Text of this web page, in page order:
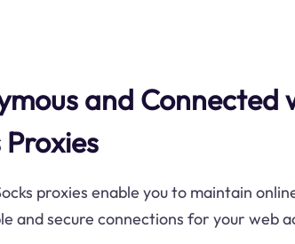
and Connected
proxies enable you to maintain
and secure connections for your web